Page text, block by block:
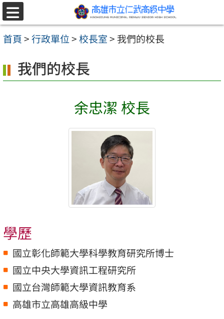
跳至主要內容區
選
單
首頁>行政單位>校長室> 我們的校長
我們的校長
余忠潔 校長
學歷
國立彰化師範大學科學教育研究所博士
國立中央大學資訊工程研究所
國立台灣師範大學資訊教育系
高雄市立高雄高級中學